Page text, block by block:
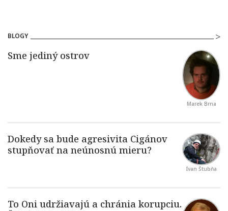
BLOGY
Marek Brna
Ivan Štubňa